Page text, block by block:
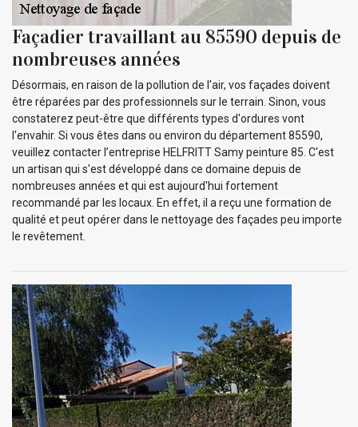
Façadier travaillant au 85590 depuis de
nombreuses années
Désormais, en raison de la pollution de l'air, vos façades doivent
être réparées par des professionnels sur le terrain. Sinon, vous
constaterez peut-être que différents types d'ordures vont
l'envahir. Si vous êtes dans ou environ du département 85590,
veuillez contacter l’entreprise HELFRITT Samy peinture 85. C'est
un artisan qui s'est développé dans ce domaine depuis de
nombreuses années et qui est aujourd'hui fortement
recommandé par les locaux. En effet, il a reçu une formation de
qualité et peut opérer dans le nettoyage des façades peu importe
le revêtement.